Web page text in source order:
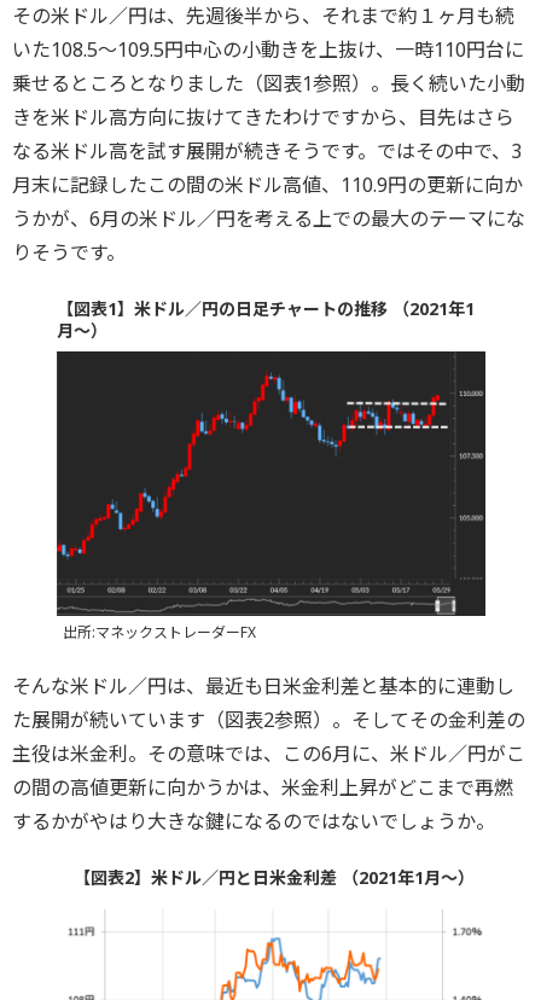
その米ドル／円は、先週後半から、それまで約１ヶ月も続
いた108.5～109.5円中心の小動きを上抜け、一時110円台に
乗せるところとなりました（図表1参照）。長く続いた小動
きを米ドル高方向に抜けてきたわけですから、目先はさら
なる米ドル高を試す展開が続きそうです。ではその中で、3
月末に記録したこの間の米ドル高値、110.9円の更新に向か
うかが、6月の米ドル／円を考える上での最大のテーマにな
りそうです。
【図表1】米ドル／円の日足チャートの推移 （2021年1
月～）
出所:マネックストレーダーFX
そんな米ドル／円は、最近も日米金利差と基本的に連動し
た展開が続いています（図表2参照）。そしてその金利差の
主役は米金利。その意味では、この6月に、米ドル／円がこ
の間の高値更新に向かうかは、米金利上昇がどこまで再燃
するかがやはり大きな鍵になるのではないでしょうか。
【図表2】米ドル／円と日米金利差 （2021年1月～）